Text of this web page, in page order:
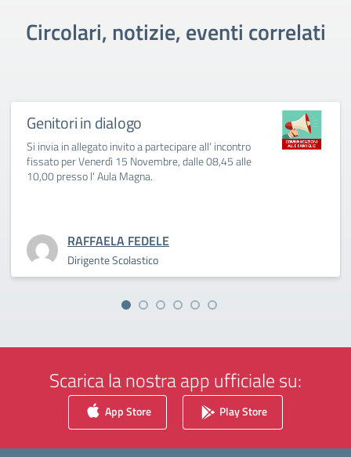
Circolari, notizie, eventi correlati
Genitori in dialogo
Si invia in allegato invito a partecipare all' incontro
fissato per Venerdì 15 Novembre, dalle 08,45 alle
10,00 presso l' Aula Magna.
RAFFAELA FEDELE
Dirigente Scolastico
Scarica la nostra app ufficiale su:
App Store Play Store